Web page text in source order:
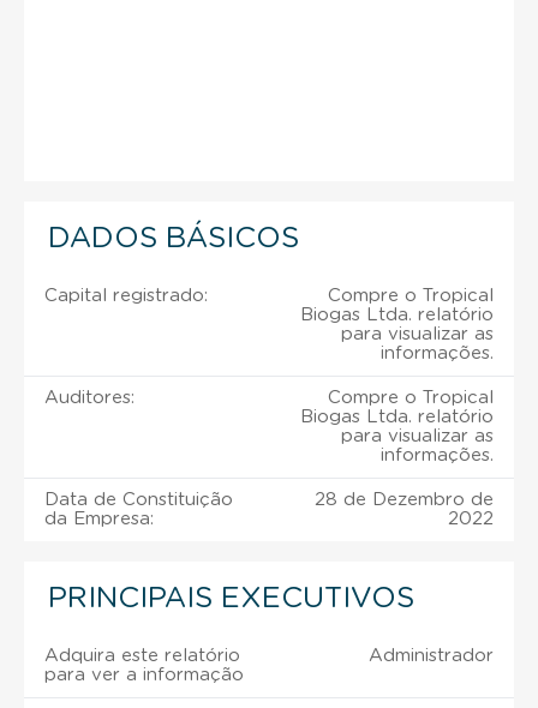
DADOS BÁSICOS
Capital registrado:
Compre o Tropical
Biogas Ltda. relatório
para visualizar as
informações.
Auditores:
Compre o Tropical
Biogas Ltda. relatório
para visualizar as
informações.
Data de Constituição
da Empresa:
28 de Dezembro de
2022
PRINCIPAIS EXECUTIVOS
Adquira este relatório
para ver a informação
Administrador